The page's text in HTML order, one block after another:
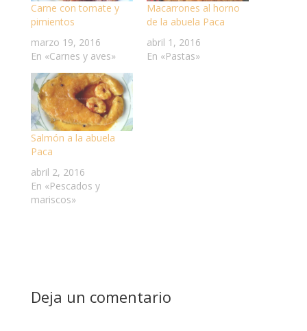
Carne con tomate y
pimientos
marzo 19, 2016
En «Carnes y aves»
Macarrones al horno
de la abuela Paca
abril 1, 2016
En «Pastas»
Salmón a la abuela
Paca
abril 2, 2016
En «Pescados y
mariscos»
Deja un comentario